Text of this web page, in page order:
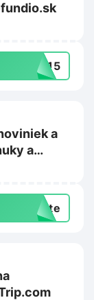
TE15
a
a
exte